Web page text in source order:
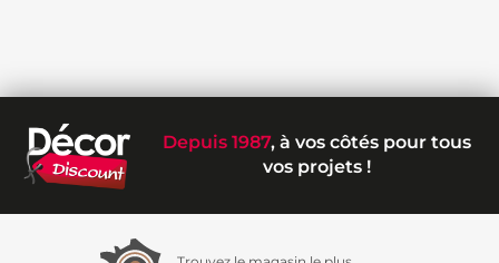
Depuis 1987, à vos côtés pour tous
vos projets !